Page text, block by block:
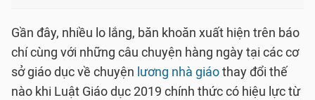
Gần đây, nhiều lo lắng, băn khoăn xuất hiện trên báo
chí cùng với những câu chuyện hàng ngày tại các cơ
sở giáo dục về chuyện lương nhà giáothay đổi thế
nào khi Luật Giáo dục 2019 chính thức có hiệu lực từ